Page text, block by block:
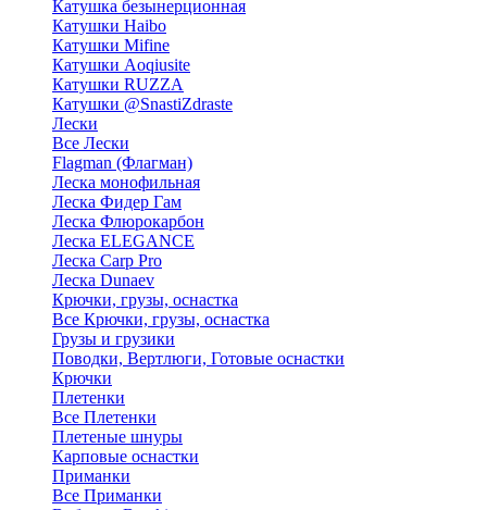
Катушка безынерционная
Катушки Haibo
Катушки Mifine
Катушки Aoqiusite
Катушки RUZZA
Катушки @SnastiZdraste
Лески
Все Лески
Flagman (Флагман)
Леска монофильная
Леска Фидер Гам
Леска Флюрокарбон
Леска ELEGANCE
Леска Carp Pro
Леска Dunaev
Крючки, грузы, оснастка
Все Крючки, грузы, оснастка
Грузы и грузики
Поводки, Вертлюги, Готовые оснастки
Крючки
Плетенки
Все Плетенки
Плетеные шнуры
Карповые оснастки
Приманки
Все Приманки